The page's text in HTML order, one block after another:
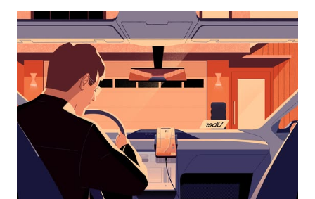
Sulje
Esc-
painikkeella.